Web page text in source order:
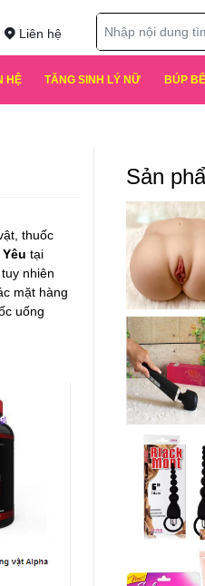
Liên hệ
HỆ TĂNG SINH LÝ NỮ BÚP
thuốc
tại
nhiên
mặt hàng
uống
Sản